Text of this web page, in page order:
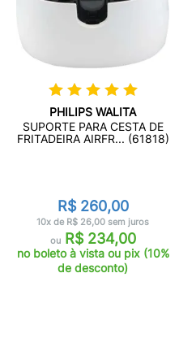
PHILIPS WALITA
SUPORTE PARA CESTA DE
FRITADEIRA AIRFR... (61818)
R$ 260,00
10x de R$ 26,00 sem juros
ouR$ 234,00
no boleto à vista ou pix (10%
de desconto)